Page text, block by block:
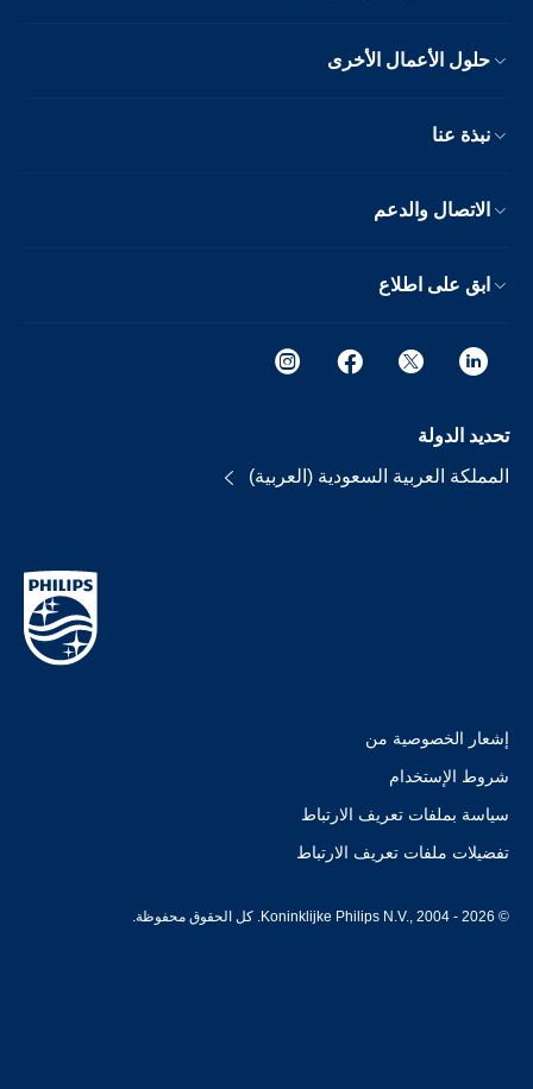
حلول الأعمال الأخرى
نبذة عنا
الاتصال والدعم
ابق على اطلاع
تحديد الدولة
المملكة العربية السعودية (العربية)
إشعار الخصوصية من
شروط الإستخدام
سياسة بملفات تعريف الارتباط
تفضيلات ملفات تعريف الارتباط
© Koninklijke Philips N.V., 2004 - 2026. كل الحقوق محفوظة.